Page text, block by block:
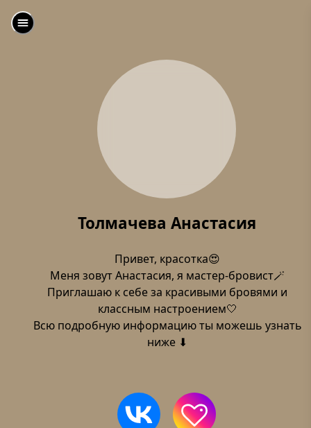
Толмачева Анастасия
Привет, красотка😍
Меня зовут Анастасия, я мастер-бровист🪄
Приглашаю к себе за красивыми бровями и
классным настроением🤍
Всю подробную информацию ты можешь узнать
ниже ⬇